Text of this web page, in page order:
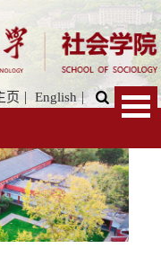
页 | English |